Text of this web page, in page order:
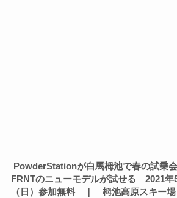
PowderStationが白馬栂池で春の試乗
FRNTのニューモデルが試せる 2021年
（日）参加無料 ｜ 栂池高原スキー場